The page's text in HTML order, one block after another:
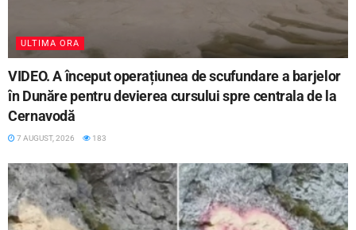
ULTIMA ORA
VIDEO. A început operațiunea de scufundare a barjelor
în Dunăre pentru devierea cursului spre centrala de la
Cernavodă
7 AUGUST, 2026 183